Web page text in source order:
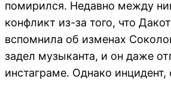
помирился. Недавно между
конфликт из-за того, что
вспомнила об изменах
задел музыканта, и он даже
инстаграме. Однако инцидент,